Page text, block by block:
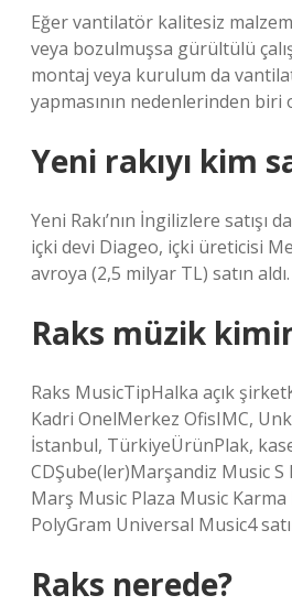
Eğer vantilatör kalitesiz
veya bozulmuşsa gürültülü
montaj veya kurulum da
yapmasının nedenlerinden biri
Yeni rakıyı kim
Yeni Rakı’nın İngilizlere satışı
içki devi Diageo, içki üreticisi
avroya (2,5 milyar TL) satın aldı.
Raks müzik
Raks MusicTipHalka açık
Kadri OnelMerkez OfisIMC,
İstanbul, TürkiyeÜrünPlak,
CDŞube(ler)Marşandiz Music
Marş Music Plaza Music
PolyGram Universal Music4
Raks nerede?